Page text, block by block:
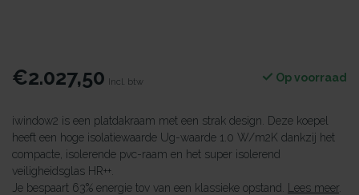
€2.027,50 Incl. btw Op voorraad
iwindow2 is een platdakraam met een strak design. Deze koepel
heeft een hoge isolatiewaarde Ug-waarde 1.0 W/m2K dankzij het
compacte, isolerende pvc-raam en het super isolerend
veiligheidsglas HR++.
Je bespaart 63% energie tov van een klassieke opstand.
Lees meer.